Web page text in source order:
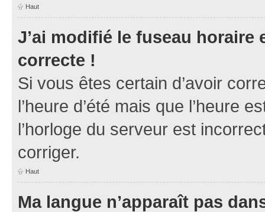
Haut
J’ai modifié le fuseau horaire
correcte !
Si vous êtes certain d’avoir
l’heure d’été mais que l’heure
l’horloge du serveur est
corriger.
Haut
Ma langue n’apparaît pas